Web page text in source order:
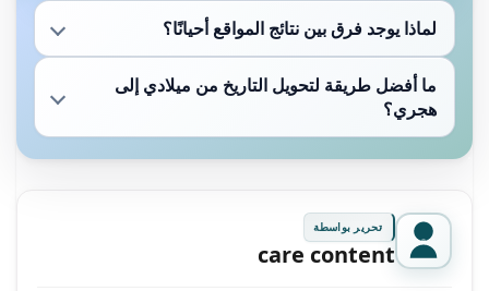
لماذا يوجد فرق بين نتائج المواقع أحيانًا؟
ما أفضل طريقة لتحويل التاريخ من ميلادي إلى
هجري؟
تحرير بواسطة
care content